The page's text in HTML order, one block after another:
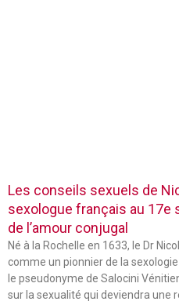
Les conseils sexuels de
sexologue français au 17e
de l’amour conjugal
Né à la Rochelle en 1633, le Dr
comme un pionnier de la
le pseudonyme de Salocini
sur la sexualité qui deviendra une